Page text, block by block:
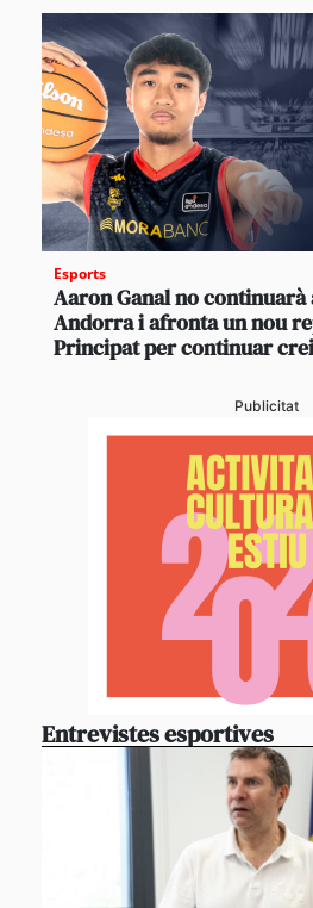
Esports
Aaron Ganal no continuarà
Andorra i afronta un nou
Principat per continuar
Publicitat
Entrevistes esportives